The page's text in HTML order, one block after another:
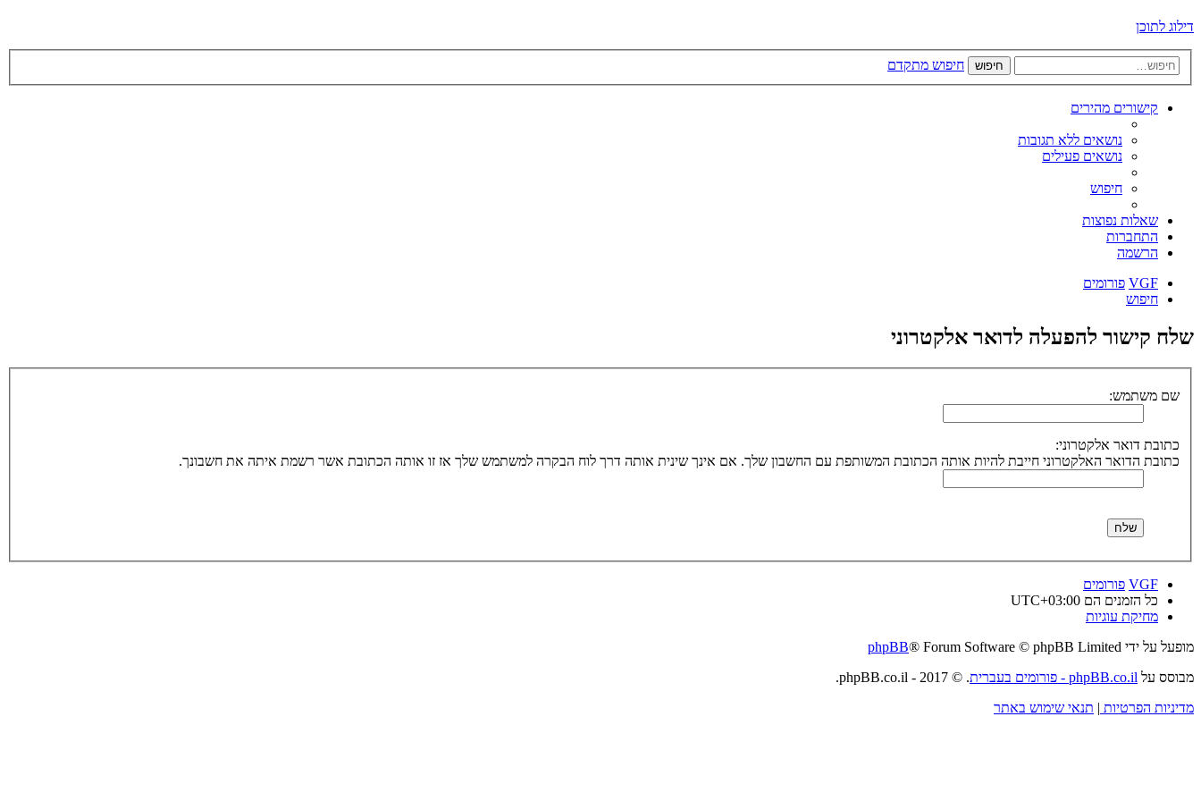
דילוג לתוכן
חיפוש חיפוש מתקדם
קישורים מהירים
נושאים ללא תגובות
נושאים פעילים
חיפוש
שאלות נפוצות
התחברות
הרשמה
VGF פורומים
חיפוש
שלח קישור להפעלה לדואר אלקטרוני
שם משתמש:
כתובת דואר אלקטרוני:
כתובת הדואר האלקטרוני חייבת להיות אותה הכתובת המשותפת עם החשבון שלך. אם אינך שינית אותה דרך לוח הבקרה למשתמש שלך אז זו אותה הכתובת אשר רשמת איתה את חשבונך.
VGF פורומים
כל הזמנים הם UTC+03:00
מחיקת עוגיות
מופעל על ידי
phpBB® Forum Software © phpBB Limited
מבוסס על phpBB.co.il - פורומים בעברית
. © 2017 - phpBB.co.il.
מדיניות הפרטיות | תנאי שימוש באתר